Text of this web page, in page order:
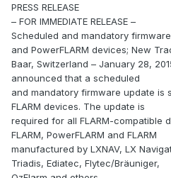
PRESS RELEASE
– FOR IMMEDIATE RELEASE –
Scheduled and mandatory
and PowerFLARM devices; New
Baar, Switzerland – January 28,
announced that a scheduled
and mandatory firmware update is
FLARM devices. The update is
required for all FLARM-compatible
FLARM, PowerFLARM and FLARM
manufactured by LXNAV, LX
Triadis, Ediatec, Flytec/Bräuniger,